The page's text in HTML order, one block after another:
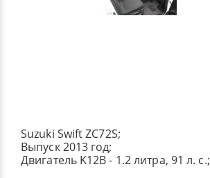
Suzuki Swift ZC72S;
Выпуск 2013 год;
Двигатель K12B - 1.2 литра, 91 л. с.;